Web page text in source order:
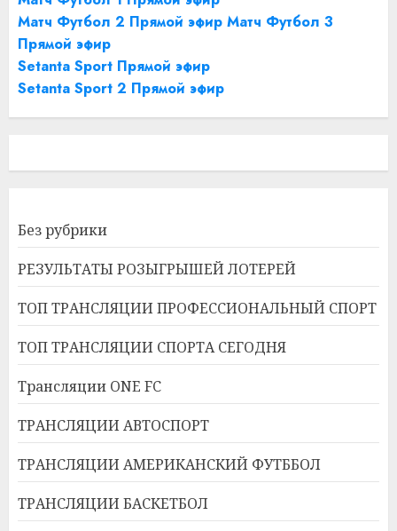
Матч Футбол 2 Прямой эфир Матч Футбол 3
Прямой эфир
Setanta Sport Прямой эфир
Setanta Sport 2 Прямой эфир
Без рубрики
РЕЗУЛЬТАТЫ РОЗЫГРЫШЕЙ ЛОТЕРЕЙ
ТОП ТРАНСЛЯЦИИ ПРОФЕССИОНАЛЬНЫЙ СПОРТ
ТОП ТРАНСЛЯЦИИ СПОРТА СЕГОДНЯ
Трансляции ONE FC
ТРАНСЛЯЦИИ АВТОСПОРТ
ТРАНСЛЯЦИИ АМЕРИКАНСКИЙ ФУТББОЛ
ТРАНСЛЯЦИИ БАСКЕТБОЛ